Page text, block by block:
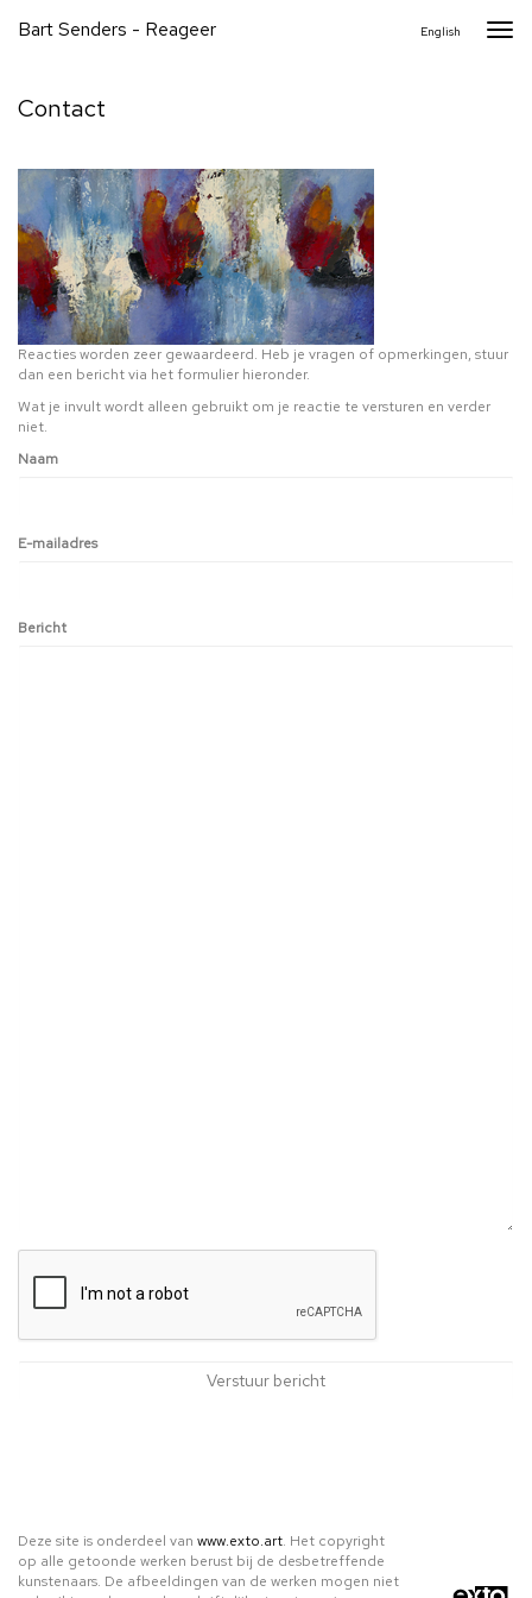
Bart Senders - Reageer English
Contact
Reacties worden zeer gewaardeerd. Heb je vragen of opmerkingen, stuur
dan een bericht via het formulier hieronder.
Wat je invult wordt alleen gebruikt om je reactie te versturen en verder
niet.
Naam
E-mailadres
Bericht
Deze site is onderdeel van www.exto.art. Het copyright
op alle getoonde werken berust bij de desbetreffende
kunstenaars. De afbeeldingen van de werken mogen niet